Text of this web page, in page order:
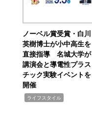
ノーベル賞受賞・白川
英樹博士が小中高生を
直接指導 名城大学が
講演会と導電性プラス
チック実験イベントを
開催
ライフスタイル